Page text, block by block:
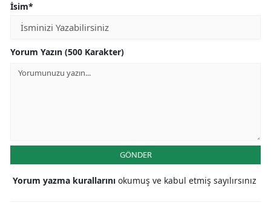
İsim*
Yorum Yazın (500 Karakter)
GÖNDER
Yorum yazma kurallarını okumuş ve kabul etmiş sayılırsınız